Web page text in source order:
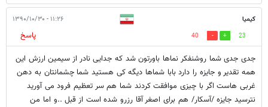
کیمیا ۱۱:۲۶ - ۱۳۹۰/۱۰/۳۰
23
40
پاسخ
جدی جدی شما روشنفکر نماها باورتون شد که جدایی نادر از سیمین ارزش این
همه تقدیر و جایزه را دارد بابا شماها دیگه کی هستید شما چشمانتان به دهن
غربی هاست اگر با چیزی موافقت کردند شما هم سر تعظیم فرود می آورید
نترسید جایزه /آسکار/ هم برای اصغر آقا رزرو شده است از قبل ..و اما من